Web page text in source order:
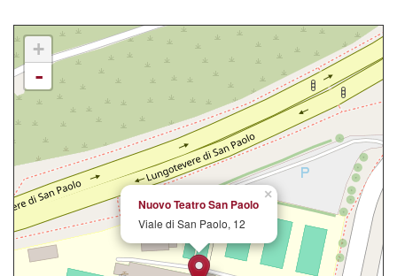
×
Nuovo Teatro San Paolo
Viale di San Paolo, 12
+
-